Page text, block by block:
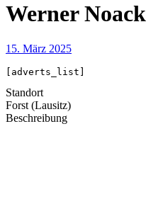
Werner Noack
15. März 2025
[adverts_list]
Standort
Forst (Lausitz)
Beschreibung